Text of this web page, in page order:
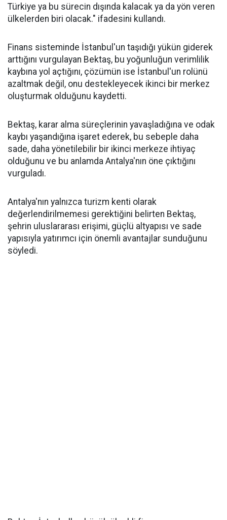
Türkiye ya bu sürecin dışında kalacak ya da yön veren
ülkelerden biri olacak." ifadesini kullandı.
Finans sisteminde İstanbul'un taşıdığı yükün giderek
arttığını vurgulayan Bektaş, bu yoğunluğun verimlilik
kaybına yol açtığını, çözümün ise İstanbul'un rolünü
azaltmak değil, onu destekleyecek ikinci bir merkez
oluşturmak olduğunu kaydetti.
Bektaş, karar alma süreçlerinin yavaşladığına ve odak
kaybı yaşandığına işaret ederek, bu sebeple daha
sade, daha yönetilebilir bir ikinci merkeze ihtiyaç
olduğunu ve bu anlamda Antalya'nın öne çıktığını
vurguladı.
Antalya'nın yalnızca turizm kenti olarak
değerlendirilmemesi gerektiğini belirten Bektaş,
şehrin uluslararası erişimi, güçlü altyapısı ve sade
yapısıyla yatırımcı için önemli avantajlar sunduğunu
söyledi.